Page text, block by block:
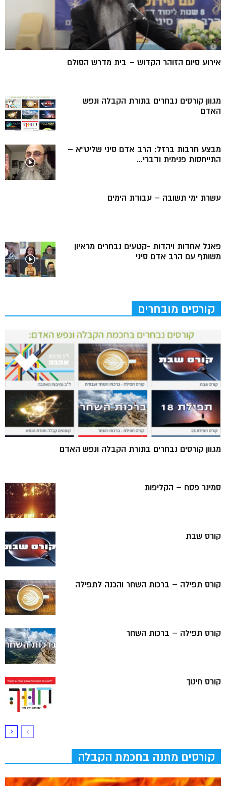
אירוע סיום הזוהר הקדוש – בית מדרש הסולם
מגוון קורסים נבחרים בתורת הקבלה ונפש
האדם
מבצע חרבות ברזל: הרב אדם סיני שליט”א –
התייחסות פנימית ודברי...
עשרת ימי תשובה – עבודת הימים
פאנל אחדות ויהדות -קטעים נבחרים מראיון
משותף עם הרב אדם סיני
קורסים מובחרים
מגוון קורסים נבחרים בתורת הקבלה ונפש האדם
סמינר פסח – הקליפות
קורס שבת
קורס תפילה – ברכות השחר והכנה לתפילה
קורס תפילה – ברכות השחר
קורס חינוך
קורסים מתנה בחכמת הקבלה